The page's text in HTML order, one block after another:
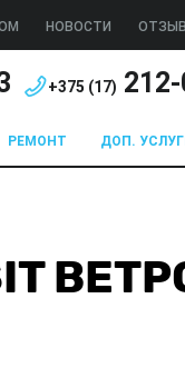
НОВОСТИ
+375 (17)
РЕМОНТ ДОП.